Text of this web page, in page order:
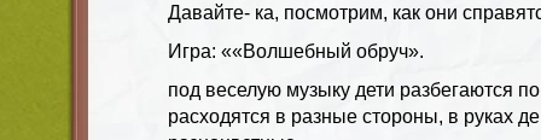
Давайте- ка, посмотрим, как они
Игра: ««Волшебный обруч».
под веселую музыку дети разбегаются
расходятся в разные стороны, в руках